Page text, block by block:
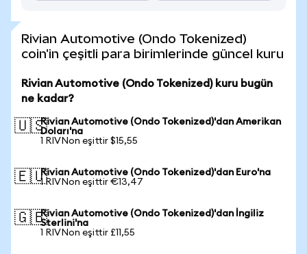
Rivian Automotive (Ondo Tokenized)
coin'in çeşitli para birimlerinde güncel kuru
Rivian Automotive (Ondo Tokenized) kuru bugün
ne kadar?
🇺🇸Rivian Automotive (Ondo Tokenized)'dan Amerikan
Doları'na
1 RIVNon eşittir $15,55
🇪🇺Rivian Automotive (Ondo Tokenized)'dan Euro'na
1 RIVNon eşittir €13,47
🇬🇧Rivian Automotive (Ondo Tokenized)'dan İngiliz
Sterlini'na
1 RIVNon eşittir £11,55